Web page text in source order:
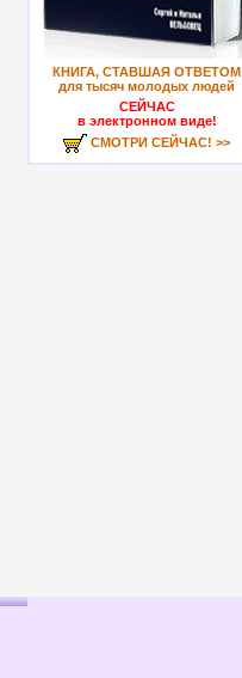
КНИГА, СТАВШАЯ ОТВЕТОМ
для тысяч молодых людей
СЕЙЧАС
в электронном виде!
СМОТРИ СЕЙЧАС! >>